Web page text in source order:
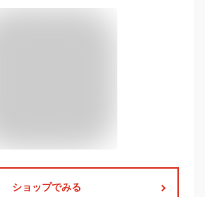
ショップでみる